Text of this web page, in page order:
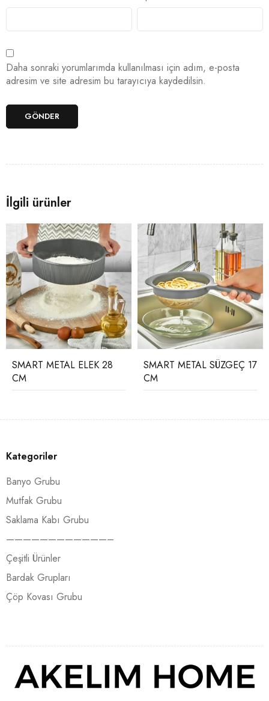
Kategoriler
Banyo Grubu
Mutfak Grubu
Saklama Kabı Grubu
————————————–
Çeşitli Ürünler
Bardak Grupları
Çöp Kovası Grubu
Daha sonraki yorumlarımda kullanılması için adım, e-posta
adresim ve site adresim bu tarayıcıya kaydedilsin.
İlgili ürünler
SMART METAL ELEK 28
CM
SMART METAL SÜZGEÇ 17
CM